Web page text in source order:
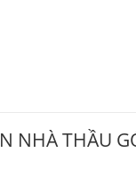
NHÀ THẦU